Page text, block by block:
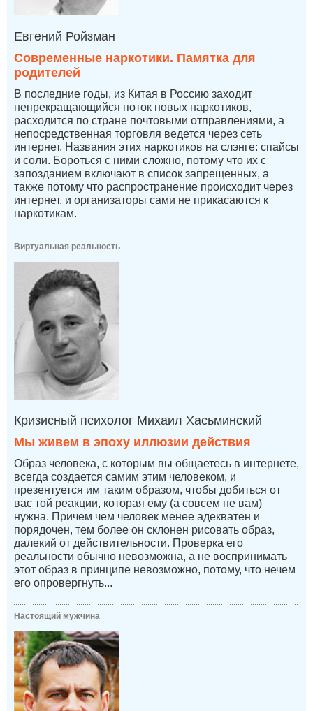
Евгений Ройзман
Современные наркотики. Памятка для
родителей
В последние годы, из Китая в Россию заходит
непрекращающийся поток новых наркотиков,
расходится по стране почтовыми отправлениями, а
непосредственная торговля ведется через сеть
интернет. Названия этих наркотиков на слэнге: спайсы
и соли. Бороться с ними сложно, потому что их с
запозданием включают в список запрещенных, а
также потому что распространение происходит через
интернет, и организаторы сами не прикасаются к
наркотикам.
Виртуальная реальность
Кризисный психолог Михаил Хасьминский
Мы живем в эпоху иллюзии действия
Образ человека, с которым вы общаетесь в интернете,
всегда создается самим этим человеком, и
презентуется им таким образом, чтобы добиться от
вас той реакции, которая ему (а совсем не вам)
нужна. Причем чем человек менее адекватен и
порядочен, тем более он склонен рисовать образ,
далекий от действительности. Проверка его
реальности обычно невозможна, а не воспринимать
этот образ в принципе невозможно, потому, что нечем
его опровергнуть...
Настоящий мужчина